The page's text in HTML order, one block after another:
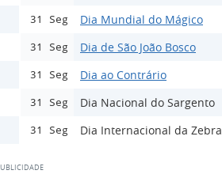
31 Seg Dia Mundial do Mágico
31 Seg Dia de São João Bosco
31 Seg Dia ao Contrário
31 Seg Dia Nacional do Sargento
31 Seg Dia Internacional da Zebra